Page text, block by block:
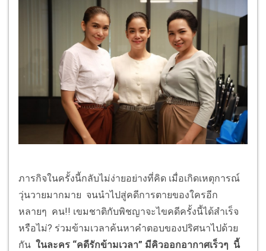
ภารกิจในครั้งนี้กลับไม่ง่ายอย่างที่คิด เมื่อเกิดเหตุการณ์
วุ่นวายมากมาย จนนำไปสู่คดีการตายของใครอีก
หลายๆ คน!! เขมชาติกับพิชญาจะไขคดีครั้งนี้ได้สำเร็จ
หรือไม่? ร่วมข้ามเวลาค้นหาคำตอบของปริศนาไปด้วย
กัน ในละคร “คดีรักข้ามเวลา” มีคิวออกอากาศเร็วๆ นี้